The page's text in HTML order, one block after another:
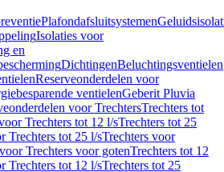
Plafondafsluitsystemen
Isolaties voor
en
DichtingenBeluchtingsventielen
Reserveonderdelen voor
ventielenGeberit Pluvia
voor TrechtersTrechters tot
Trechters tot 12 l/sTrechters tot 25
Trechters tot 25 l/sTrechters voor
Trechters voor gotenTrechters tot 12
Trechters tot 12 l/sTrechters tot 25